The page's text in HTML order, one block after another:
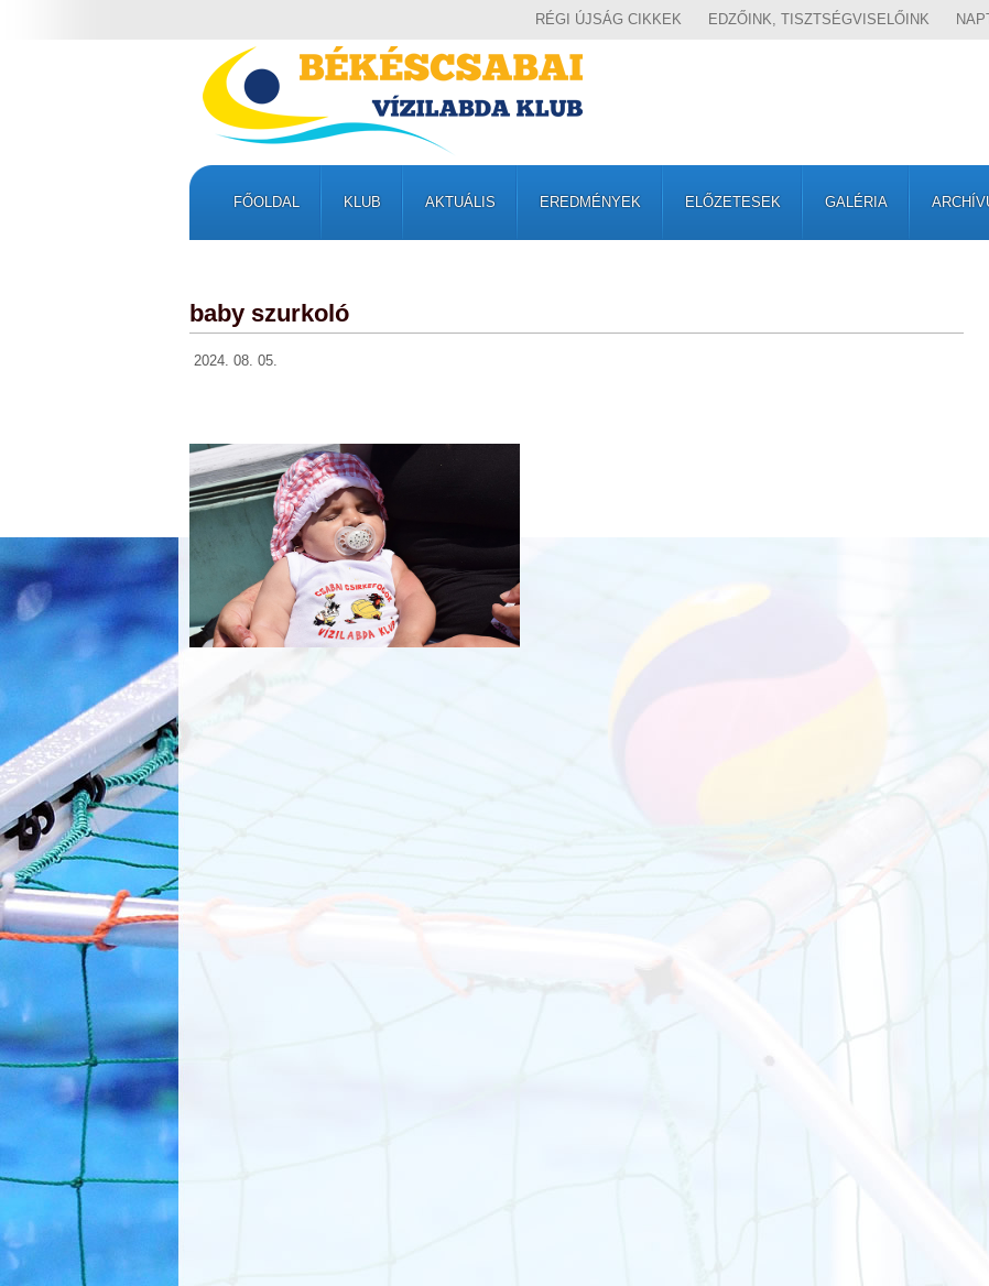
RÉGI ÚJSÁG CIKKEK EDZŐINK, TISZTSÉGVISELŐINK
FŐOLDAL KLUB AKTUÁLIS EREDMÉNYEK ELŐZETESEK GALÉRIA
baby szurkoló
2024. 08. 05.